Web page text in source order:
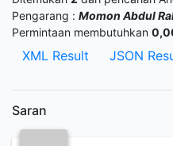
Pengarang : Momon Abdul
Permintaan membutuhkan
XML Result JSON
Saran